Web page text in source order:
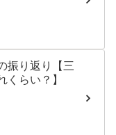
振り返り【三
くらい？】